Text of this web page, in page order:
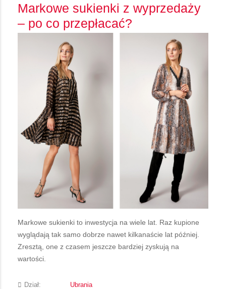
Markowe sukienki z wyprzedaży
– po co przepłacać?
Markowe sukienki to inwestycja na wiele lat. Raz kupione
wyglądają tak samo dobrze nawet kilkanaście lat później.
Zresztą, one z czasem jeszcze bardziej zyskują na
wartości.
Dział: Ubrania